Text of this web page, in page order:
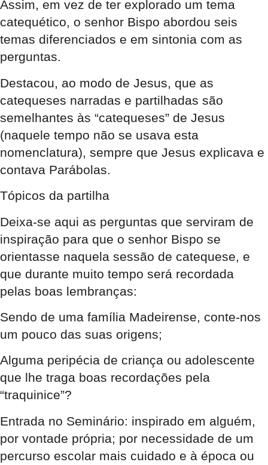
Assim, em vez de ter explorado um tema
catequético, o senhor Bispo abordou seis
temas diferenciados e em sintonia com as
perguntas.
Destacou, ao modo de Jesus, que as
catequeses narradas e partilhadas são
semelhantes às “catequeses” de Jesus
(naquele tempo não se usava esta
nomenclatura), sempre que Jesus explicava e
contava Parábolas.
Tópicos da partilha
Deixa-se aqui as perguntas que serviram de
inspiração para que o senhor Bispo se
orientasse naquela sessão de catequese, e
que durante muito tempo será recordada
pelas boas lembranças:
Sendo de uma família Madeirense, conte-nos
um pouco das suas origens;
Alguma peripécia de criança ou adolescente
que lhe traga boas recordações pela
“traquinice”?
Entrada no Seminário: inspirado em alguém,
por vontade própria; por necessidade de um
percurso escolar mais cuidado e à época ou